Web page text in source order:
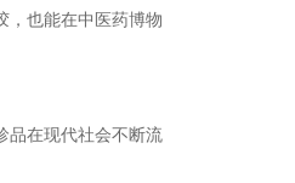
，也能在中医药博物
品在现代社会不断流